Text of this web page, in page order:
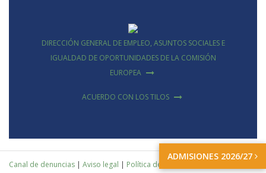
ADMISIONES 2026/27
DIRECCIÓN GENERAL DE EMPLEO, ASUNTOS SOCIALES E
IGUALDAD DE OPORTUNIDADES DE LA COMISIÓN
EUROPEA
ACUERDO CON LOS TILOS
Canal de denuncias | Aviso legal | Política de privacidad